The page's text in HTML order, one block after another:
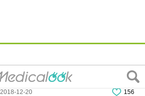
ぶ…。ヘルニア？変形性股
で知る疾病
12-20 156